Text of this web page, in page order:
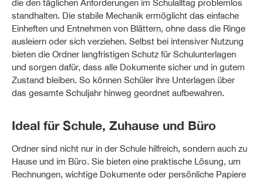
die den täglichen Anforderungen im Schulalltag problemlos
standhalten. Die stabile Mechanik ermöglicht das einfache
Einheften und Entnehmen von Blättern, ohne dass die Ringe
ausleiern oder sich verziehen. Selbst bei intensiver Nutzung
bieten die Ordner langfristigen Schutz für Schulunterlagen
und sorgen dafür, dass alle Dokumente sicher und in gutem
Zustand bleiben. So können Schüler ihre Unterlagen über
das gesamte Schuljahr hinweg geordnet aufbewahren.
Ideal für Schule, Zuhause und Büro
Ordner sind nicht nur in der Schule hilfreich, sondern auch zu
Hause und im Büro. Sie bieten eine praktische Lösung, um
Rechnungen, wichtige Dokumente oder persönliche Papiere